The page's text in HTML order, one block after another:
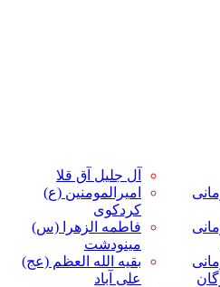
آل جلیل آق قلا
امیرالمومنین (ع)
فاطمه الزهرا (س)
بقیه الله العظم (عج)
علی آباد